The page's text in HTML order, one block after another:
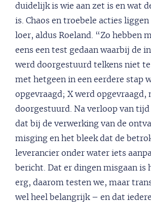
duidelijk is wie aan zet is en wat
is. Chaos en troebele acties liggen
loer, aldus Roeland. “Zo hebben
eens een test gedaan waarbij de
werd doorgestuurd telkens niet te
met hetgeen in een eerdere stap
opgevraagd; X werd opgevraagd,
doorgestuurd. Na verloop van
dat bij de verwerking van de
misging en het bleek dat de
leverancier onder water iets
bericht. Dat er dingen misgaan is
erg, daarom testen we, maar
wel heel belangrijk – en dat